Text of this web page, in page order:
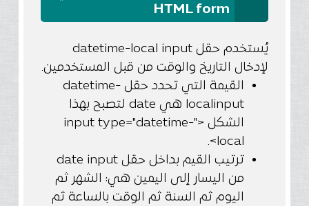
HTML form
يُستخدم حقل datetime-local input
لإدخال التاريخ والوقت من قبل المستخدمين.
القيمة التي تحدد حقل datetime-
localinput هي date لتصبح بهذا
الشكل <"input type="datetime-
local>.
ترتيب القيم بداخل حقل date input
من اليسار إلى اليمين هي: الشهر ثم
اليوم ثم السنة ثم الوقت بالساعة ثم